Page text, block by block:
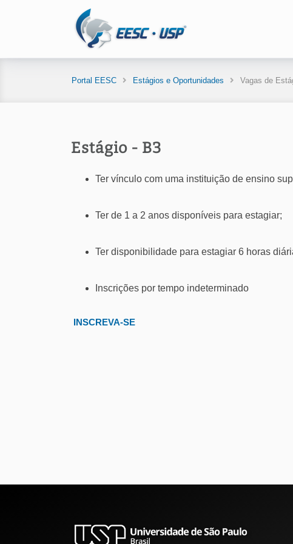
Portal EESC Estágios e Oportunidades Vagas de
Estágio - B3
Ter vínculo com uma instituição de ensino
Ter de 1 a 2 anos disponíveis para estagiar;
Ter disponibilidade para estagiar 6 horas
Inscrições por tempo indeterminado
INSCREVA-SE